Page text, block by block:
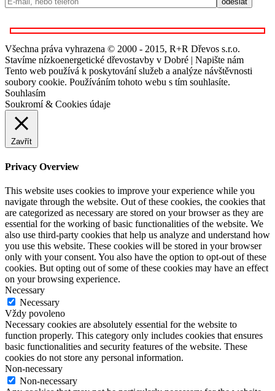
Všechna práva vyhrazena © 2000 - 2015, R+R Dřevos s.r.o.
Stavíme nízkoenergetické dřevostavby v Dobré | Napište nám
Tento web používá k poskytování služeb a analýze návštěvnosti
soubory cookie. Používáním tohoto webu s tím souhlasíte.
Souhlasím
Soukromí & Cookies údaje
Zavřít
Privacy Overview
This website uses cookies to improve your experience while you
navigate through the website. Out of these cookies, the cookies that
are categorized as necessary are stored on your browser as they are
essential for the working of basic functionalities of the website. We
also use third-party cookies that help us analyze and understand how
you use this website. These cookies will be stored in your browser
only with your consent. You also have the option to opt-out of these
cookies. But opting out of some of these cookies may have an effect
on your browsing experience.
Necessary
Necessary
Vždy povoleno
Necessary cookies are absolutely essential for the website to
function properly. This category only includes cookies that ensures
basic functionalities and security features of the website. These
cookies do not store any personal information.
Non-necessary
Non-necessary